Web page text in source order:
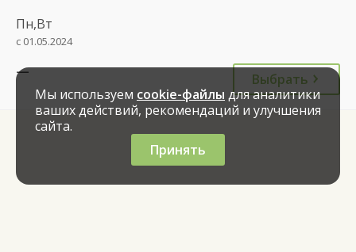
Пн,Вт
с 01.05.2024
—
Выбрать
Мы используем cookie-файлы для аналитики
ваших действий, рекомендаций и улучшения
сайта.
Принять